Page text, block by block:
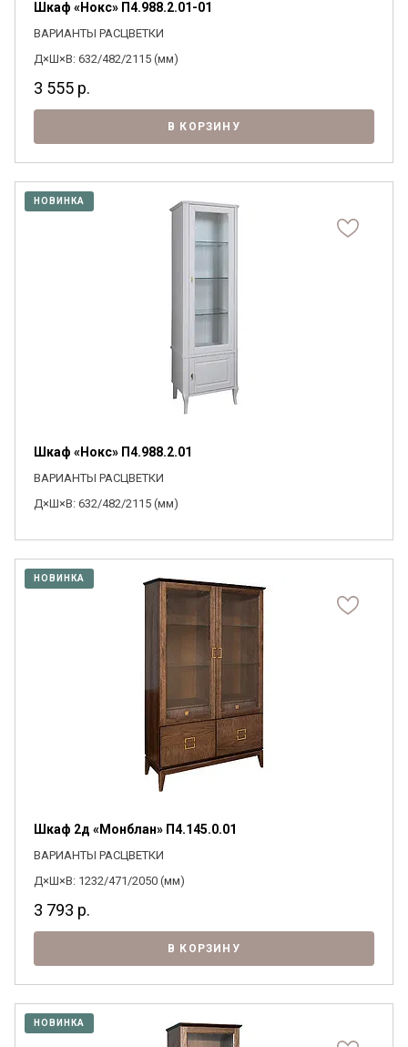
Шкаф «Нокс» П4.988.2.01-01
ВАРИАНТЫ РАСЦВЕТКИ
Д×Ш×В: 632/482/2115 (мм)
3 555 р.
В КОРЗИНУ
НОВИНКА
Шкаф «Нокс» П4.988.2.01
ВАРИАНТЫ РАСЦВЕТКИ
Д×Ш×В: 632/482/2115 (мм)
НОВИНКА
Шкаф 2д «Монблан» П4.145.0.01
ВАРИАНТЫ РАСЦВЕТКИ
Д×Ш×В: 1232/471/2050 (мм)
3 793 р.
В КОРЗИНУ
НОВИНКА